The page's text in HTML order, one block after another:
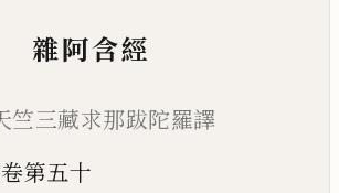
雜阿含經
竺三藏求那跋陀羅譯
第五十